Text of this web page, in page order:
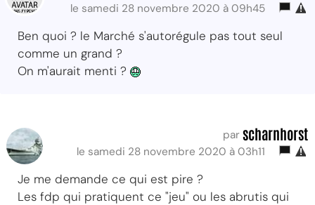
le samedi 28 novembre 2020 à 09h45
Ben quoi ? le Marché s'autorégule pas tout seul
comme un grand ?
On m'aurait menti ?
par scharnhorst
le samedi 28 novembre 2020 à 03h11
Je me demande ce qui est pire ?
Les fdp qui pratiquent ce "jeu" ou les abrutis qui